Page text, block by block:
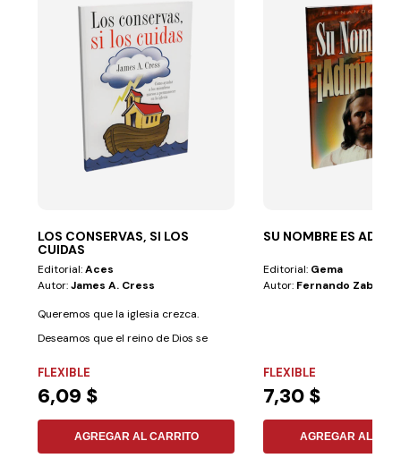
LOS CONSERVAS, SI LOS
CUIDAS
Editorial:Aces
Autor:James A. Cress
Queremos que la iglesia crezca.
Deseamos que el reino de Dios se
FLEXIBLE
6,09 $
AGREGAR AL CARRITO
SU NOMBRE ES
Editorial: Gema
Autor: Fernando Zabala
FLEXIBLE
7,30 $
AGREGAR AL